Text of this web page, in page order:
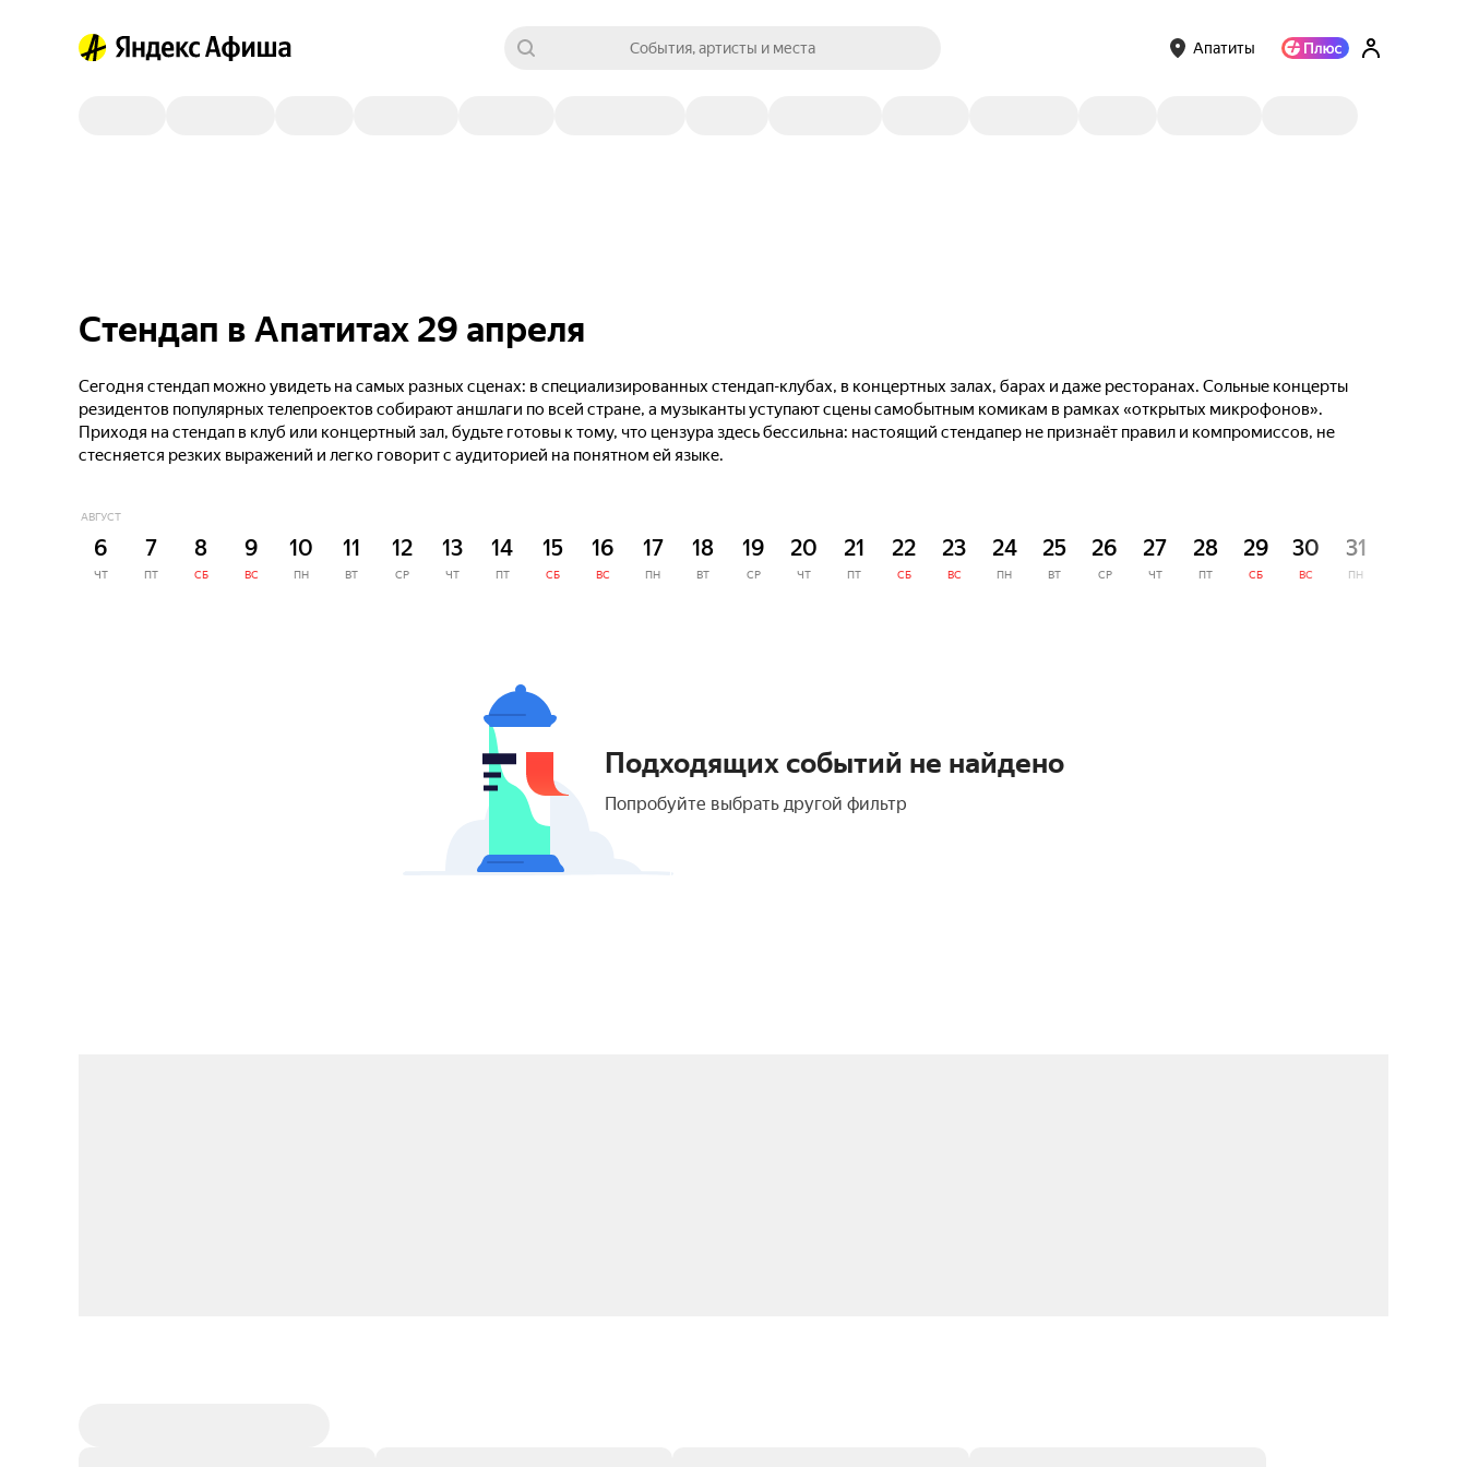
События, артисты и места Апатиты
Стендап в Апатитах 29 апреля
Сегодня стендап можно увидеть на самых разных сценах: в специализированных стендап-клубах, в концертных залах, барах и даже ресторанах. Сольные концерты
резидентов популярных телепроектов собирают аншлаги по всей стране, а музыканты уступают сцены самобытным комикам в рамках «открытых микрофонов».
Приходя на стендап в клуб или концертный зал, будьте готовы к тому, что цензура здесь бессильна: настоящий стендапер не признаёт правил и компромиссов, не
стесняется резких выражений и легко говорит с аудиторией на понятном ей языке.
АВГУСТ
6
ЧТ
7
ПТ
8
СБ
9
ВС
10
ПН
11
ВТ
12
СР
13
ЧТ
14
ПТ
15
СБ
16
ВС
17
ПН
18
ВТ
19
СР
20
ЧТ
21
ПТ
22
СБ
23
ВС
24
ПН
25
ВТ
26
СР
27
ЧТ
28
ПТ
29
СБ
30
ВС
31
ПН
Подходящих событий не найдено
Попробуйте выбрать другой фильтр